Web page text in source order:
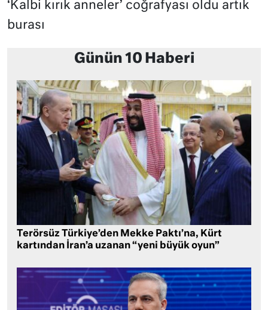
‘Kalbi kırık anneler’ coğrafyası oldu artık
burası
Günün 10 Haberi
Terörsüz Türkiye’den Mekke Paktı’na, Kürt
kartından İran’a uzanan “yeni büyük oyun”